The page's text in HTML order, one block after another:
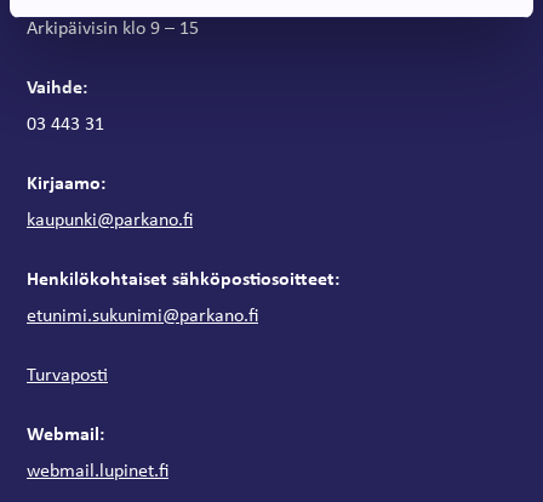
Arkipäivisin klo 9 – 15
Vaihde:
03 443 31
Kirjaamo:
kaupunki@parkano.fi
Henkilökohtaiset sähköpostiosoitteet:
etunimi.sukunimi@parkano.fi
Turvaposti
Webmail:
webmail.lupinet.fi